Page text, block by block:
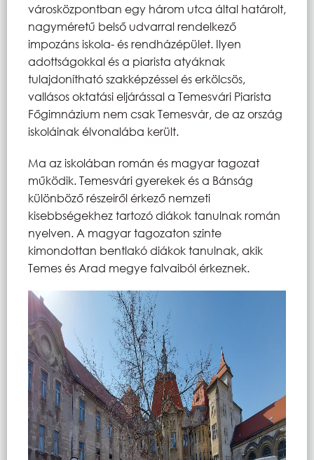
városközpontban egy három utca által határolt,
nagyméretű belső udvarral rendelkező
impozáns iskola- és rendházépület. Ilyen
adottságokkal és a piarista atyáknak
tulajdonítható szakképzéssel és erkölcsös,
vallásos oktatási eljárással a Temesvári Piarista
Főgimnázium nem csak Temesvár, de az ország
iskoláinak élvonalába került.
Ma az iskolában román és magyar tagozat
működik. Temesvári gyerekek és a Bánság
különböző részeiről érkező nemzeti
kisebbségekhez tartozó diákok tanulnak román
nyelven. A magyar tagozaton szinte
kimondottan bentlakó diákok tanulnak, akik
Temes és Arad megye falvaiból érkeznek.